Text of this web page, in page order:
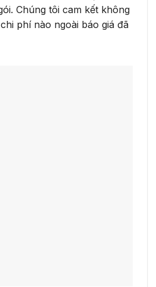
Chúng tôi cam kết không
phí nào ngoài báo giá đã